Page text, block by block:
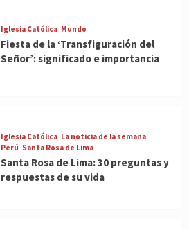
Iglesia Católica Mundo
Fiesta de la ‘Transfiguración del
Señor’: significado e importancia
Iglesia Católica La noticia de la semana
Perú Santa Rosa de Lima
Santa Rosa de Lima: 30 preguntas y
respuestas de su vida